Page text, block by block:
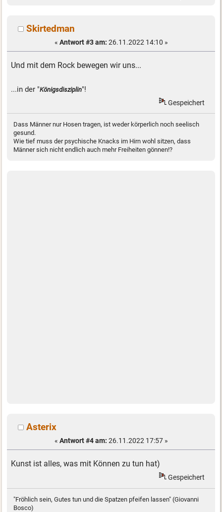
Skirtedman
« Antwort #3 am: 26.11.2022 14:10 »
Und mit dem Rock bewegen wir uns...
...in der "Königsdisziplin"!
Gespeichert
Dass Männer nur Hosen tragen, ist weder körperlich noch seelisch
gesund.
Wie tief muss der psychische Knacks im Hirn wohl sitzen, dass
Männer sich nicht endlich auch mehr Freiheiten gönnen!?
Asterix
« Antwort #4 am: 26.11.2022 17:57 »
Kunst ist alles, was mit Können zu tun hat)
Gespeichert
"Fröhlich sein, Gutes tun und die Spatzen pfeifen lassen" (Giovanni
Bosco)